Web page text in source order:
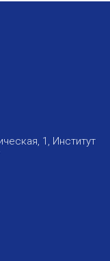
1, Институт